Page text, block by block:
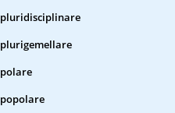
pluridisciplinare
plurigemellare
polare
popolare